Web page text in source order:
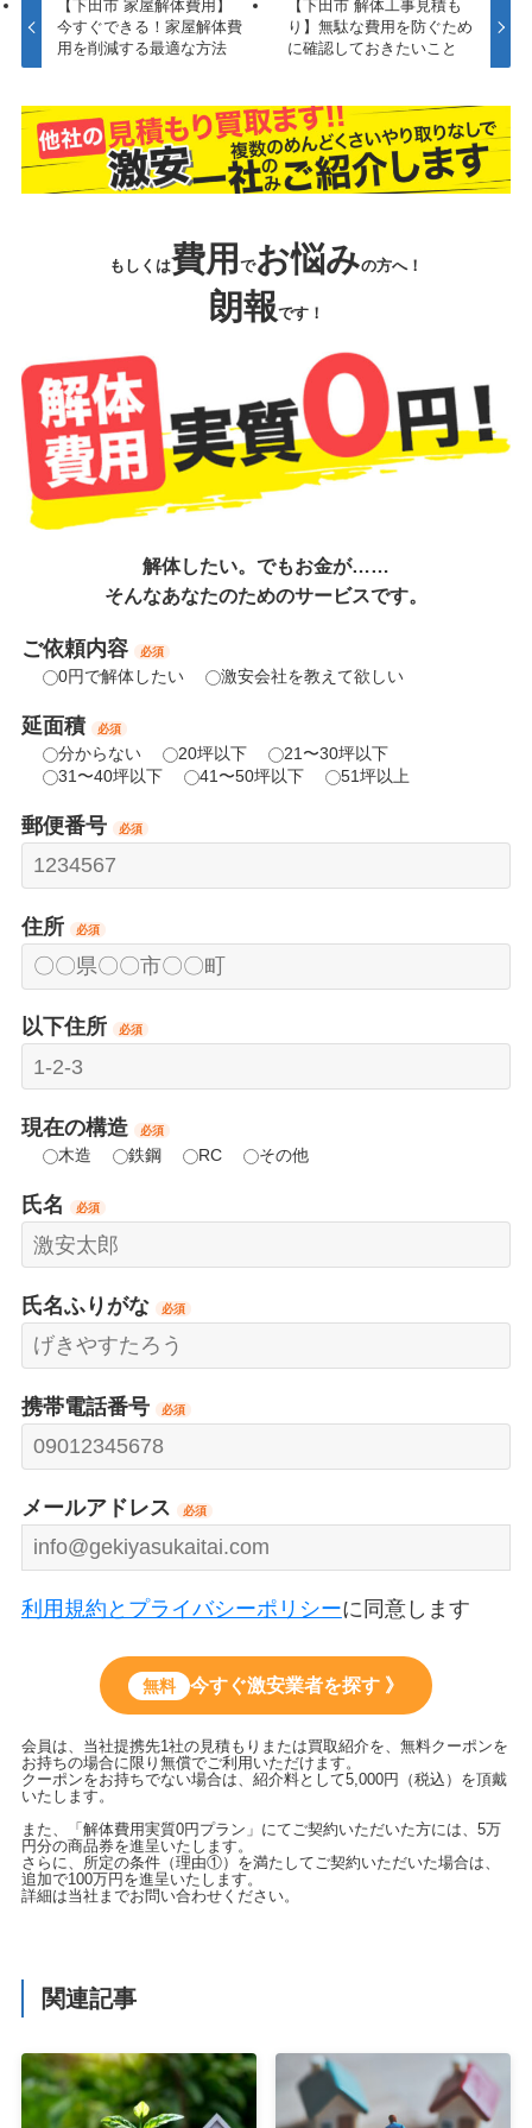
【下田市 家屋解体費用】
今すぐできる！家屋解体費
用を削減する最適な方法
【下田市 解体工事見積も
り】無駄な費用を防ぐため
に確認しておきたいこと
もしくは費用 でお悩みの方へ！
朗報です！
解体したい。でもお金が……
そんなあなたのためのサービスです。
ご依頼内容 必須
0円で解体したい 激安会社を教えて欲しい
延面積 必須
分からない 20坪以下
21〜30坪以下
31〜40坪以下
41〜50坪以下 51坪以上
郵便番号 必須
住所 必須
以下住所 必須
現在の構造 必須
木造 鉄鋼 RC その他
氏名 必須
氏名ふりがな 必須
携帯電話番号 必須
メールアドレス 必須
利用規約とプライバシーポリシーに同意します
無料 今すぐ激安業者を探す 》
会員は、当社提携先1社の見積もりまたは買取紹介を、無料クーポンを
お持ちの場合に限り無償でご利用いただけます。
クーポンをお持ちでない場合は、紹介料として5,000円（税込）を頂戴
いたします。
また、「解体費用実質0円プラン」にてご契約いただいた方には、5万
円分の商品券を進呈いたします。
さらに、所定の条件（理由①）を満たしてご契約いただいた場合は、
追加で100万円を進呈いたします。
詳細は当社までお問い合わせください。
関連記事